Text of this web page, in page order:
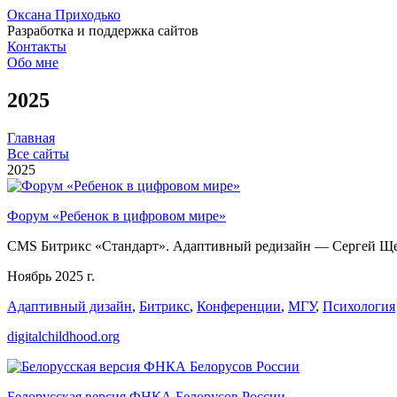
Оксана Приходько
Разработка и поддержка сайтов
Контакты
Обо мне
2025
Главная
Все сайты
2025
Форум «Ребенок в цифровом мире»
CMS Битрикс «Стандарт». Адаптивный редизайн — Сергей
Ноябрь 2025 г.
Адаптивный дизайн, Битрикс, Конференции, МГУ, Психология
digitalchildhood.org